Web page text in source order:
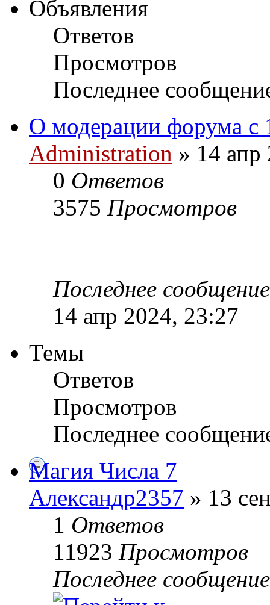
Объявления
Ответов
Просмотров
Последнее
О модерации форума с
Administration » 14 апр
0 Ответов
3575 Просмотров
Последнее
14 апр 2024, 23:27
Темы
Ответов
Просмотров
Последнее
Магия Числа 7
Александр2357 » 13
1 Ответов
11923 Просмотров
Последнее